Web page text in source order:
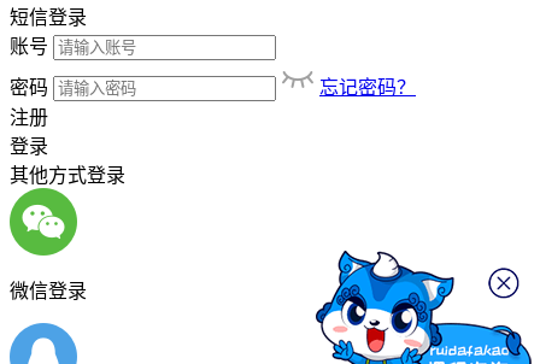
短信登录
账号
密码
忘记密码？
注册
登录
其他方式登录
微信登录